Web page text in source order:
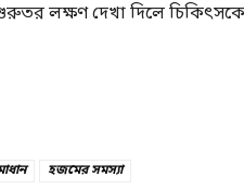
লক্ষণ দেখা দিলে
হজমের সমস্যা